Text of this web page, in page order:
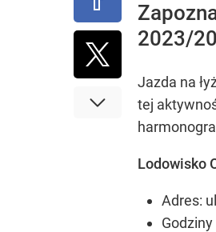
2023/
Jazda na
tej
Lodowisko
Adres: